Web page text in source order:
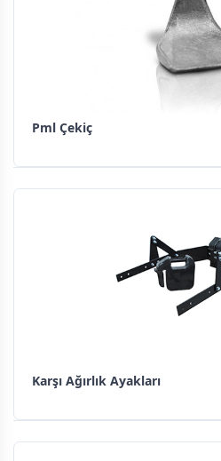
Pml Çekiç
Karşı Ağırlık Ayakları